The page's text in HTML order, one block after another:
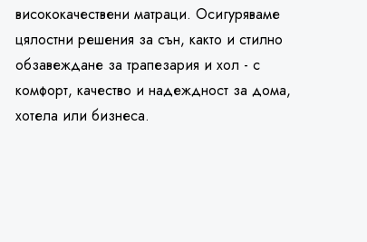
висококачествени матраци. Осигуряваме
цялостни решения за сън, както и стилно
обзавеждане за трапезария и хол - с
комфорт, качество и надеждност за дома,
хотела или бизнеса.